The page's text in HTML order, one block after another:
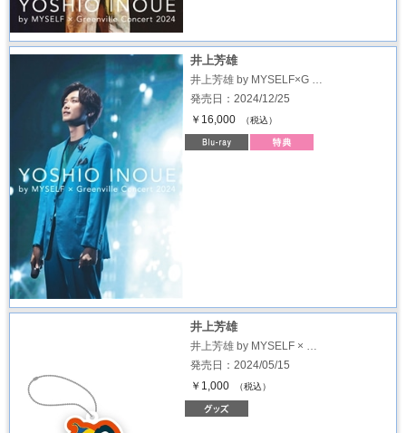
井上芳雄
井上芳雄 by MYSELF×G …
発売日：2024/12/25
￥16,000
（税込）
井上芳雄
井上芳雄 by MYSELF × …
発売日：2024/05/15
￥1,000
（税込）